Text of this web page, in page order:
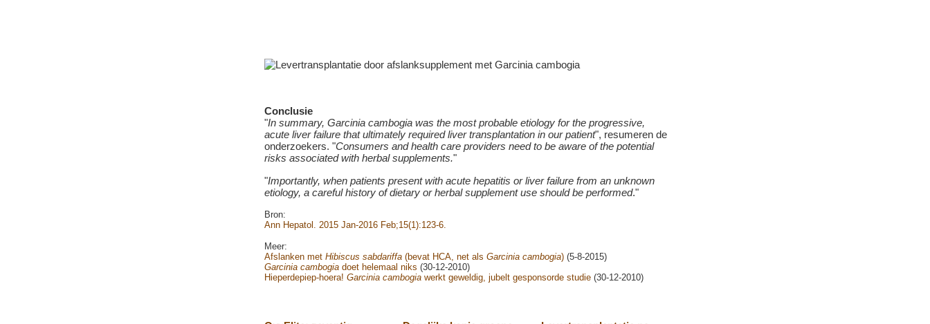
Conclusie
"In summary, Garcinia cambogia was the most probable etiology for the progressive,
acute liver failure that ultimately required liver transplantation in our patient", resumeren de
onderzoekers. "Consumers and health care providers need to be aware of the potential
risks associated with herbal supplements."
"Importantly, when patients present with acute hepatitis or liver failure from an unknown
etiology, a careful history of dietary or herbal supplement use should be performed."
Bron:
Ann Hepatol. 2015 Jan-2016 Feb;15(1):123-6.
Meer:
Afslanken met Hibiscus sabdariffa (bevat HCA, net als Garcinia cambogia) (5-8-2015)
Garcinia cambogia doet helemaal niks (30-12-2010)
Hieperdepiep-hoera! Garcinia cambogia werkt geweldig, jubelt gesponsorde studie (30-12-2010)